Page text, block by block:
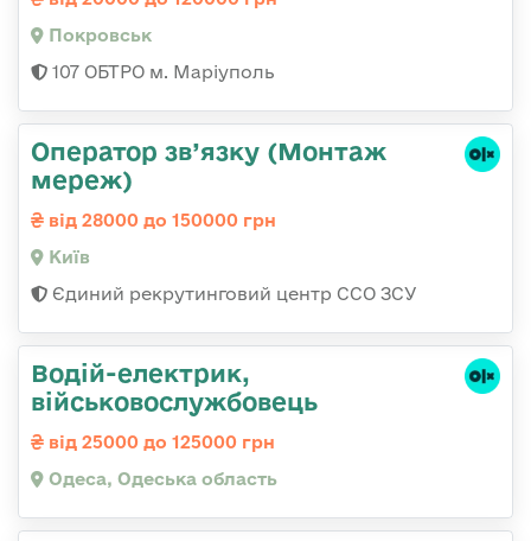
Покровськ
107 ОБТРО м. Маріуполь
Оператор зв’язку (Монтаж
мереж)
від 28000 до 150000 грн
Київ
Єдиний рекрутинговий центр ССО ЗСУ
Водій-електрик,
військовослужбовець
від 25000 до 125000 грн
Одеса, Одеська область